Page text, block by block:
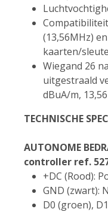
(13,56MHz)
kaarten/
Wiegand 26
uitgestraald
dBuA/m,
TECHNISCHE
AUTONOME
controller ref.
+DC (Rood):
GND (zwart):
D0 (groen),